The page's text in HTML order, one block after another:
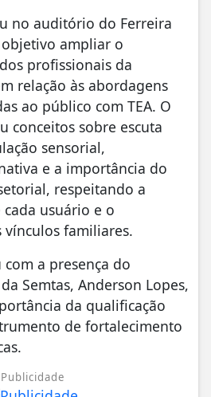
no auditório do Ferreira
ampliar o
profissionais da
relação às abordagens
ao público com TEA. O
conceitos sobre escuta
sensorial,
e a importância do
respeitando a
usuário e o
familiares.
a presença do
Semtas, Anderson Lopes,
da qualificação
de fortalecimento
Publicidade